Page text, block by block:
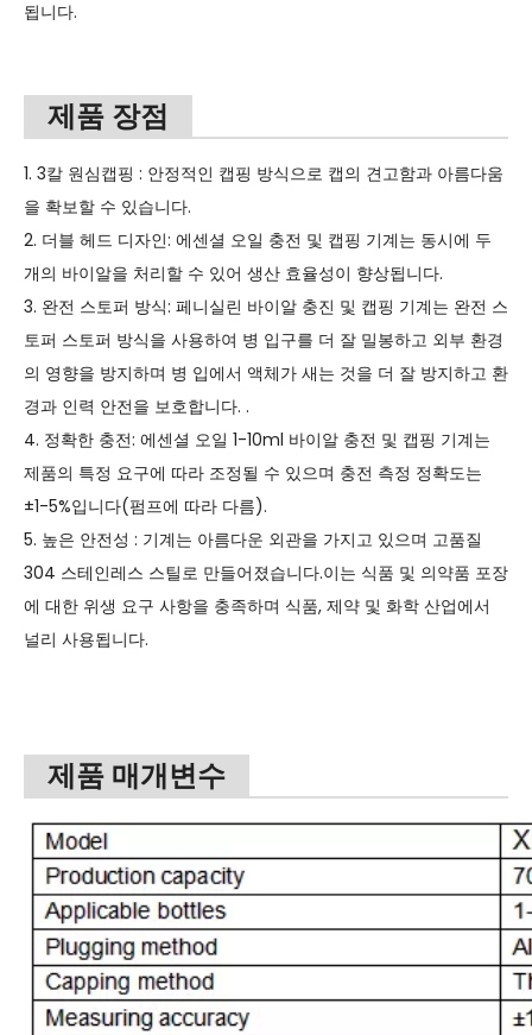
됩니다.
제품 장점
1. 3칼 원심캡핑 : 안정적인 캡핑 방식으로 캡의 견고함과 아름다움
을 확보할 수 있습니다.
2. 더블 헤드 디자인: 에센셜 오일 충전 및 캡핑 기계는 동시에 두
개의 바이알을 처리할 수 있어 생산 효율성이 향상됩니다.
3. 완전 스토퍼 방식: 페니실린 바이알 충진 및 캡핑 기계는 완전 스
토퍼 스토퍼 방식을 사용하여 병 입구를 더 잘 밀봉하고 외부 환경
의 영향을 방지하며 병 입에서 액체가 새는 것을 더 잘 방지하고 환
경과 인력 안전을 보호합니다. .
4. 정확한 충전: 에센셜 오일 1-10ml 바이알 충전 및 캡핑 기계는
제품의 특정 요구에 따라 조정될 수 있으며 충전 측정 정확도는
±1-5%입니다(펌프에 따라 다름).
5. 높은 안전성 : 기계는 아름다운 외관을 가지고 있으며 고품질
304 스테인레스 스틸로 만들어졌습니다.이는 식품 및 의약품 포장
에 대한 위생 요구 사항을 충족하며 식품, 제약 및 화학 산업에서
널리 사용됩니다.
제품 매개변수